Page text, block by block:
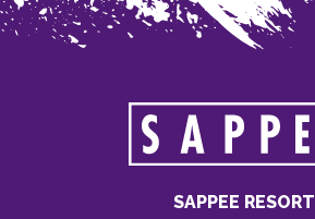
SAPPEE RESORT